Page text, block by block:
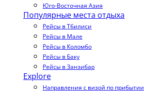
Юго-Восточная Азия
Популярные места отдыха
Рейсы в Тбилиси
Рейсы в Мале
Рейсы в Коломбо
Рейсы в Баку
Рейсы в Занзибар
Explore
Направления с визой по прибытии